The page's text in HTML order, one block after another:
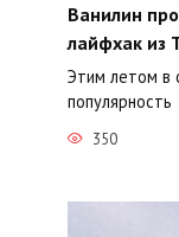
Ванилин
лайфхак из
Этим летом в
популярность
350